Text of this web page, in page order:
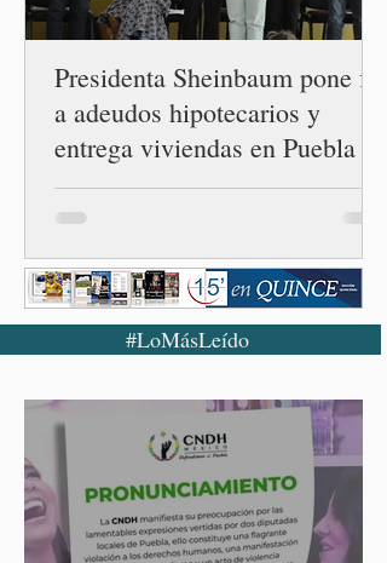
diplomáticas con el mu
Presidenta Sheinbaum pone fin
a adeudos hipotecarios y
entrega viviendas en Puebla
#LoMásLeído